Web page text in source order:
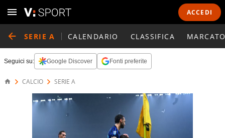
ACCEDI
SERIE A CALENDARIO CLASSIFICA
Seguici su: Google Discover Fonti preferite
CALCIO SERIE A